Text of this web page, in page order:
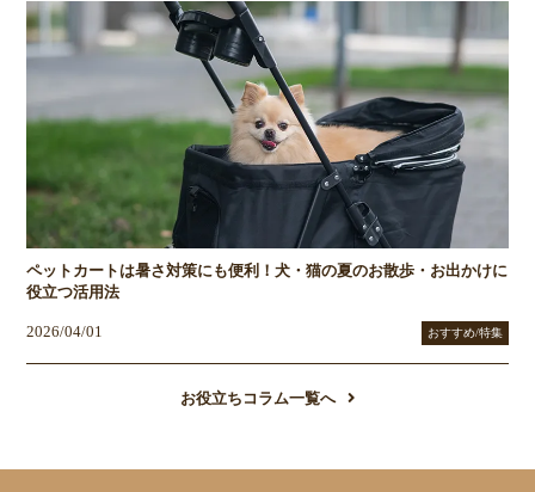
ペットカートは暑さ対策にも便利！犬・猫の夏のお散歩・お出かけに
役立つ活用法
2026/04/01 おすすめ/特集
お役立ちコラム一覧へ